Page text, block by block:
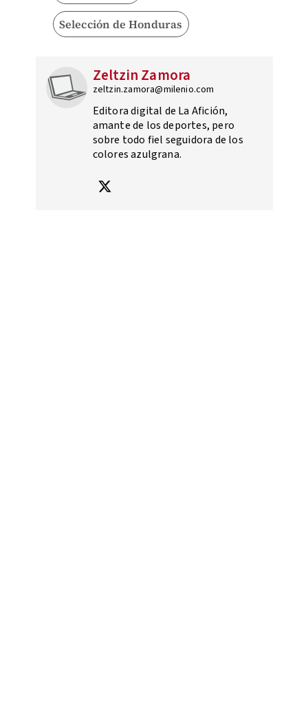
Selección de Honduras
Zeltzin Zamora
zeltzin.zamora@milenio.com
Editora digital de La Afición,
amante de los deportes, pero
sobre todo fiel seguidora de los
colores azulgrana.